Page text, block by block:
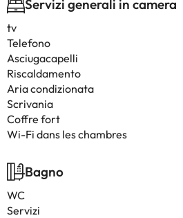
Servizi generali in camera
tv
Telefono
Asciugacapelli
Riscaldamento
Aria condizionata
Scrivania
Coffre fort
Wi-Fi dans les chambres
Bagno
WC
Servizi